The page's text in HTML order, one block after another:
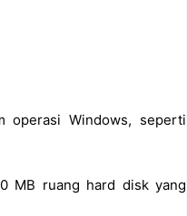
operasi Windows, seperti
MB ruang hard disk yang